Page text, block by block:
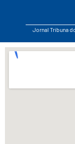
Jornal Tribuna